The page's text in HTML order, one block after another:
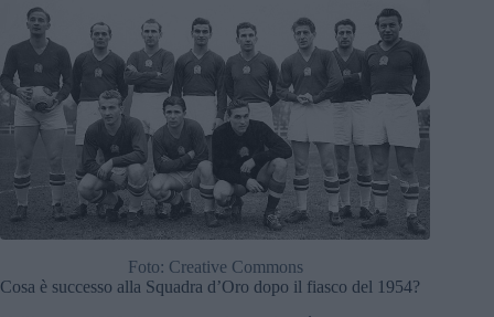
Foto: Creative Commons
Cosa è successo alla Squadra d’Oro dopo il fiasco del 1954?